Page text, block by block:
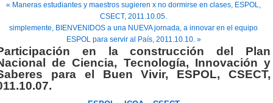
« Maneras estudiantes y maestros sugieren x no dormirse en clases, ESPOL,
CSECT, 2011.10.05.
simplemente, BIENVENIDOS a una NUEVA jornada, a innovar en el equipo
ESPOL para servir al País, 2011.10.10. »
en la construcción del Plan
de Ciencia, Tecnología, Innovación y
para el Buen Vivir, ESPOL, CSECT,